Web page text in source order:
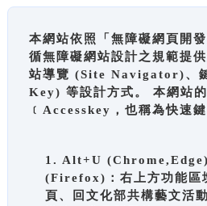
本網站依照「無障礙網頁開
循無障礙網站設計之規範提
站導覽 (Site Navigator)、
Key) 等設計方式。 本網站
﹝Accesskey，也稱為快速鍵
1. Alt+U
(Firefox)：右上方功能區
頁、回文化部共構藝文活